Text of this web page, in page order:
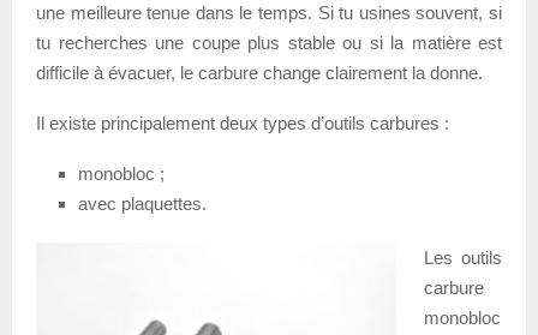
une meilleure tenue dans le temps. Si tu usines souvent, si
tu recherches une coupe plus stable ou si la matière est
difficile à évacuer, le carbure change clairement la donne.
Il existe principalement deux types d’outils carbures :
monobloc ;
avec plaquettes.
Les outils
carbure
monobloc